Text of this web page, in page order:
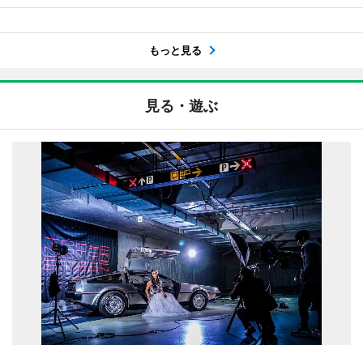
もっと見る
見る・遊ぶ